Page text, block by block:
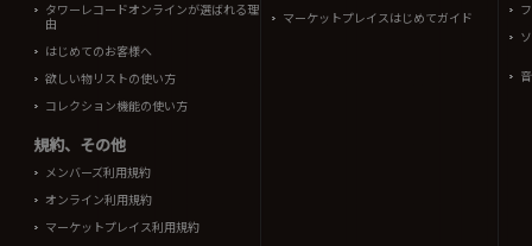
タワーレコードオンラインが選ばれる理
由
はじめてのお客様へ
欲しい物リストの使い方
コレクション機能の使い方
規約、その他
メンバーズ利用規約
オンライン利用規約
マーケットプレイス利用規約
マーケットプレイスはじめてガイド